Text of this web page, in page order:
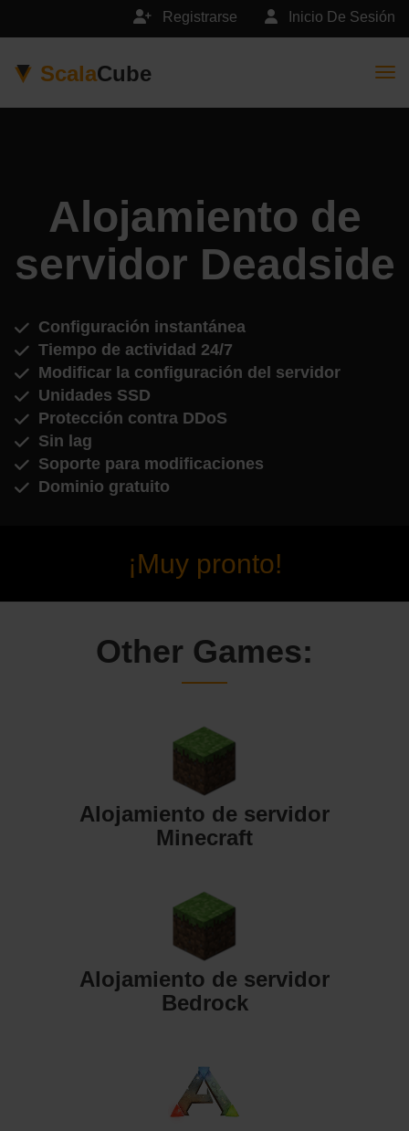
Inicio De Sesión
Registrarse
ScalaCube
Alojamiento de
servidor Deadside
Configuración instantánea
Tiempo de actividad 24/7
Modificar la configuración del servidor
Unidades SSD
Protección contra DDoS
Sin lag
Soporte para modificaciones
Dominio gratuito
¡Muy pronto!
Other Games:
Alojamiento de servidor
Minecraft
Alojamiento de servidor
Bedrock